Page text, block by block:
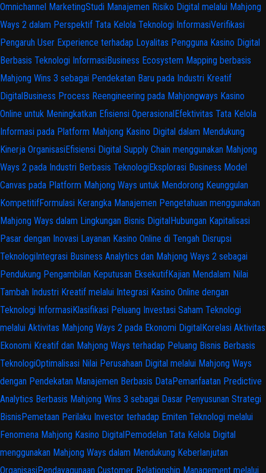
Omnichannel MarketingStudi Manajemen Risiko Digital melalui Mahjong
Ways 2 dalam Perspektif Tata Kelola Teknologi InformasiVerifikasi
Pengaruh User Experience terhadap Loyalitas Pengguna Kasino Digital
Berbasis Teknologi InformasiBusiness Ecosystem Mapping berbasis
Mahjong Wins 3 sebagai Pendekatan Baru pada Industri Kreatif
DigitalBusiness Process Reengineering pada Mahjongways Kasino
Online untuk Meningkatkan Efisiensi OperasionalEfektivitas Tata Kelola
Informasi pada Platform Mahjong Kasino Digital dalam Mendukung
Kinerja OrganisasiEfisiensi Digital Supply Chain menggunakan Mahjong
Ways 2 pada Industri Berbasis TeknologiEksplorasi Business Model
Canvas pada Platform Mahjong Ways untuk Mendorong Keunggulan
KompetitifFormulasi Kerangka Manajemen Pengetahuan menggunakan
Mahjong Ways dalam Lingkungan Bisnis DigitalHubungan Kapitalisasi
Pasar dengan Inovasi Layanan Kasino Online di Tengah Disrupsi
TeknologiIntegrasi Business Analytics dan Mahjong Ways 2 sebagai
Pendukung Pengambilan Keputusan EksekutifKajian Mendalam Nilai
Tambah Industri Kreatif melalui Integrasi Kasino Online dengan
Teknologi InformasiKlasifikasi Peluang Investasi Saham Teknologi
melalui Aktivitas Mahjong Ways 2 pada Ekonomi DigitalKorelasi Aktivitas
Ekonomi Kreatif dan Mahjong Ways terhadap Peluang Bisnis Berbasis
TeknologiOptimalisasi Nilai Perusahaan Digital melalui Mahjong Ways
dengan Pendekatan Manajemen Berbasis DataPemanfaatan Predictive
Analytics Berbasis Mahjong Wins 3 sebagai Dasar Penyusunan Strategi
BisnisPemetaan Perilaku Investor terhadap Emiten Teknologi melalui
Fenomena Mahjong Kasino DigitalPemodelan Tata Kelola Digital
menggunakan Mahjong Ways dalam Mendukung Keberlanjutan
OrganisasiPendayagunaan Customer Relationship Management melalui